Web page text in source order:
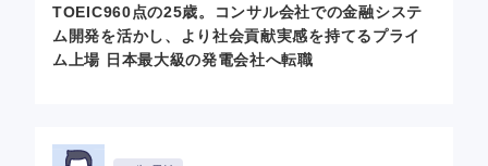
TOEIC960点の25歳。コンサル会社での金融システ
ム開発を活かし、より社会貢献実感を持てるプライ
ム上場 日本最大級の発電会社へ転職